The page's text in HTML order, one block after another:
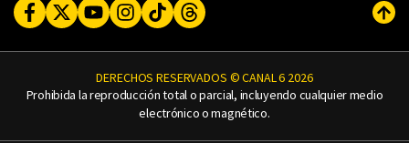
FacebookTwitterYoutubeInstagram
TikTokThreads
DERECHOS RESERVADOS © CANAL 6 2026
Prohibida la reproducción total o parcial, incluyendo cualquier medio
electrónico o magnético.